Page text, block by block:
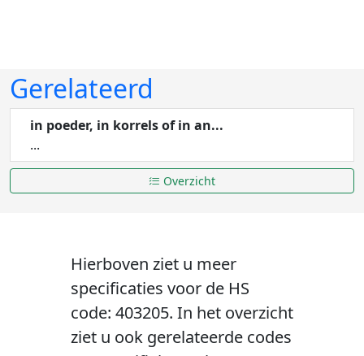
Gerelateerd
in poeder, in korrels of in an...
...
Overzicht
Hierboven ziet u meer
specificaties voor de HS
code: 403205. In het overzicht
ziet u ook gerelateerde codes